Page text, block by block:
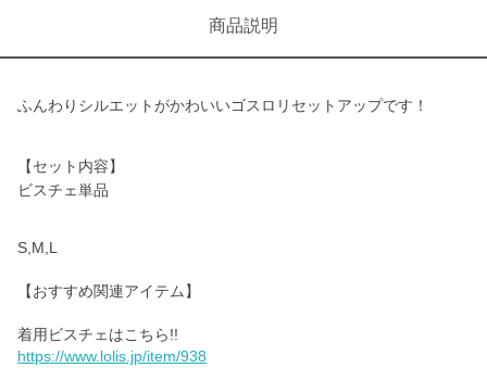
商品説明
ふんわりシルエットがかわいいゴスロリセットアップです！
【セット内容】
ビスチェ単品
S,M,L
【おすすめ関連アイテム】
https://www.lolis.jp/item/938